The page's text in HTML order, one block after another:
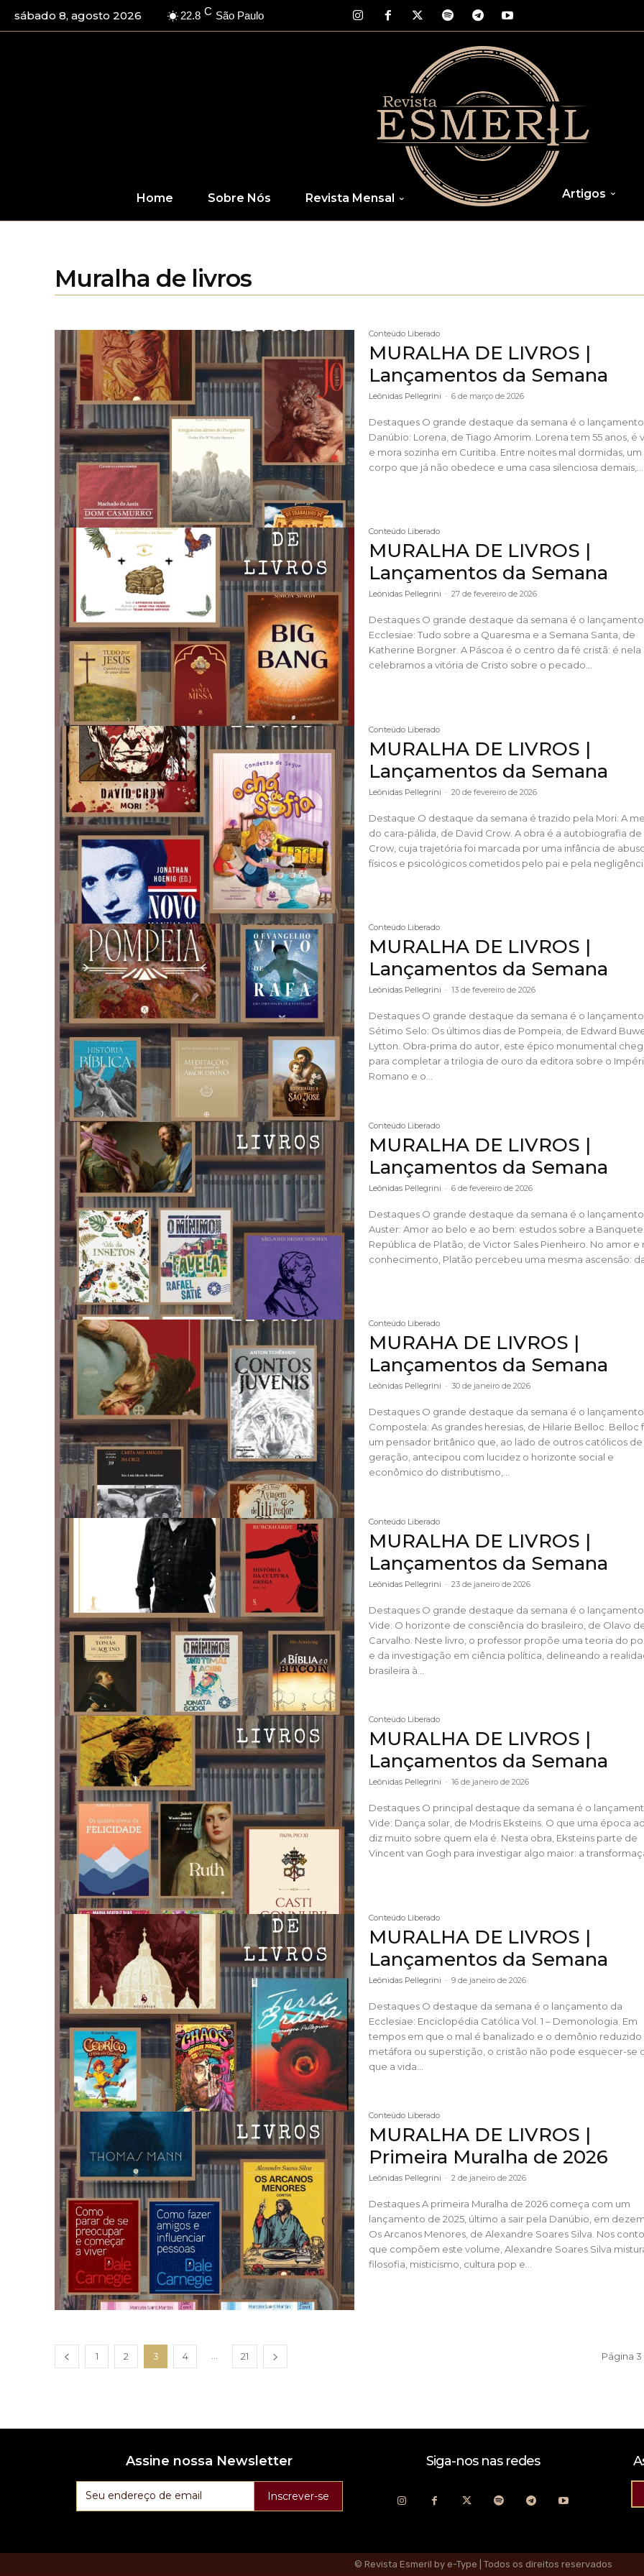
sábado 8, agosto 2026 22.8 C São Paulo
Home Sobre Nós Revista Mensal Artigos
Muralha de livros
Conteúdo Liberado
MURALHA DE LIVROS |
Lançamentos da Semana
Leônidas Pellegrini - 6 de março de 2026
Destaques O grande destaque da semana é o lançamento da
Danúbio: Lorena, de Tiago Amorim. Lorena tem 55 anos, é viúva
e mora sozinha em Curitiba. Entre noites mal dormidas, um
corpo que já não obedece e uma casa silenciosa demais,...
Conteúdo Liberado
MURALHA DE LIVROS |
Lançamentos da Semana
Leônidas Pellegrini - 27 de fevereiro de 2026
Destaques O grande destaque da semana é o lançamento da
Ecclesiae: Tudo sobre a Quaresma e a Semana Santa, de
Katherine Borgner. A Páscoa é o centro da fé cristã: é nela que
celebramos a vitória de Cristo sobre o pecado...
Conteúdo Liberado
MURALHA DE LIVROS |
Lançamentos da Semana
Leônidas Pellegrini - 20 de fevereiro de 2026
Destaque O destaque da semana é trazido pela Mori: A mentira
do cara-pálida, de David Crow. A obra é a autobiografia de
Crow, cuja trajetória foi marcada por uma infância de
físicos e psicológicos cometidos pelo pai e pela
Conteúdo Liberado
MURALHA DE LIVROS |
Lançamentos da Semana
Leônidas Pellegrini - 13 de fevereiro de 2026
Destaques O grande destaque da semana é o lançamento da
Sétimo Selo: Os últimos dias de Pompeia, de Edward
Lytton. Obra-prima do autor, este épico monumental chega
para completar a trilogia de ouro da editora sobre o
Romano e o...
Conteúdo Liberado
MURALHA DE LIVROS |
Lançamentos da Semana
Leônidas Pellegrini - 6 de fevereiro de 2026
Destaques O grande destaque da semana é o lançamento da
Auster: Amor ao belo e ao bem: estudos sobre a
República de Platão, de Victor Sales Pienheiro. No amor e no
conhecimento, Platão percebeu uma mesma ascensão:
Conteúdo Liberado
MURAHA DE LIVROS |
Lançamentos da Semana
Leônidas Pellegrini - 30 de janeiro de 2026
Destaques O grande destaque da semana é o lançamento da
Compostela: As grandes heresias, de Hilarie Belloc. Belloc foi
um pensador britânico que, ao lado de outros católicos de
geração, antecipou com lucidez o horizonte social e
econômico do distributismo,...
Conteúdo Liberado
MURALHA DE LIVROS |
Lançamentos da Semana
Leônidas Pellegrini - 23 de janeiro de 2026
Destaques O grande destaque da semana é o lançamento da
Vide: O horizonte de consciência do brasileiro, de Olavo
Carvalho. Neste livro, o professor propõe uma teoria do poder
e da investigação em ciência política, delineando a
brasileira à...
Conteúdo Liberado
MURALHA DE LIVROS |
Lançamentos da Semana
Leônidas Pellegrini - 16 de janeiro de 2026
Destaques O principal destaque da semana é o lançamento da
Vide: Dança solar, de Modris Eksteins. O que uma época admira
diz muito sobre quem ela é. Nesta obra, Eksteins parte de
Vincent van Gogh para investigar algo maior: a
Conteúdo Liberado
MURALHA DE LIVROS |
Lançamentos da Semana
Leônidas Pellegrini - 9 de janeiro de 2026
Destaques O destaque da semana é o lançamento da
Ecclesiae: Enciclopédia Católica Vol. 1 – Demonologia. Em
tempos em que o mal é banalizado e o demônio reduzido
metáfora ou superstição, o cristão não pode esquecer-se
que a vida...
Conteúdo Liberado
MURALHA DE LIVROS |
Primeira Muralha de 2026
Leônidas Pellegrini - 2 de janeiro de 2026
Destaques A primeira Muralha de 2026 começa com um
lançamento de 2025, último a sair pela Danúbio, em
Os Arcanos Menores, de Alexandre Soares Silva. Nos contos
que compõem este volume, Alexandre Soares Silva
filosofia, misticismo, cultura pop e...
1 2 3 4 21 Página 3
Assine nossa Newsletter
Inscrever-se
Siga-nos nas redes
© Revista Esmeril by e-Type | Todos os direitos reservados